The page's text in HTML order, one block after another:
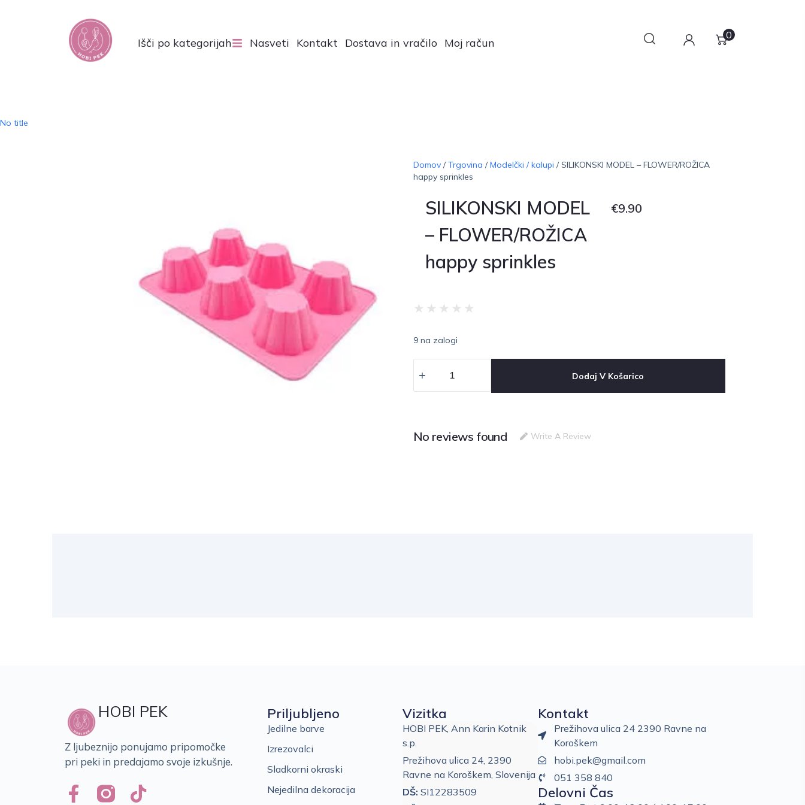
Išči po kategorijah Nasveti Kontakt Dostava in vračilo Moj račun
0
No title
Domov/Trgovina /Modelčki / kalupi / SILIKONSKI MODEL – FLOWER/ROŽICA
happy sprinkles
SILIKONSKI MODEL
– FLOWER/ROŽICA
happy sprinkles
€9.90
★ ★ ★ ★ ★
9 na zalogi
Dodaj V Košarico
No reviews found Write A Review
HOBI PEK
Z ljubeznijo ponujamo pripomočke
pri peki in predajamo svoje izkušnje.
Priljubljeno
Jedilne barve
Izrezovalci
Sladkorni okraski
Nejedilna dekoracija
Vizitka
HOBI PEK, Ann Karin Kotnik
s.p.
Prežihova ulica 24, 2390
Ravne na Koroškem, Slovenija
DŠ: SI12283509
Kontakt
Prežihova ulica 24 2390 Ravne na
Koroškem
hobi.pek@gmail.com
051 358 840
Delovni Čas